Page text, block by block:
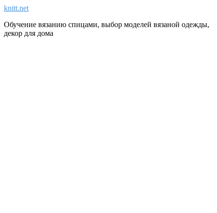
knitt.net
Обучение вязанию спицами, выбор моделей вязаной одежды,
декор для дома